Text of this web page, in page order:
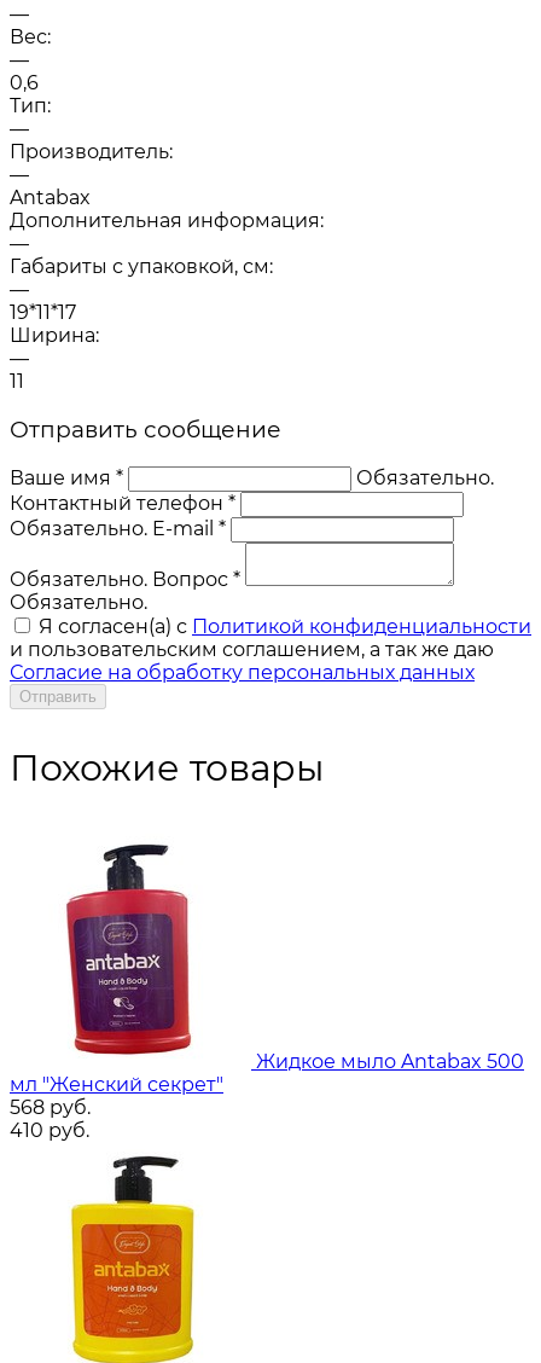
—
Вес:
—
0,6
Тип:
—
Производитель:
—
Antabax
Дополнительная информация:
—
Габариты с упаковкой, см:
—
19*11*17
Ширина:
—
11
Отправить сообщение
Ваше имя *
Обязательно.
Контактный телефон *
Обязательно. E-mail *
Обязательно. Вопрос *
Обязательно.
Я согласен(a) с Политикой конфиденциальности
и пользовательским соглашением, а так же даю
Согласие на обработку персональных данных
Отправить
Похожие товары
Жидкое мыло Antabax 500
мл "Женский секрет"
568 руб.
410 руб.